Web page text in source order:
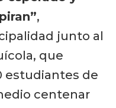
,
junto al
que
estudiantes de
centenar